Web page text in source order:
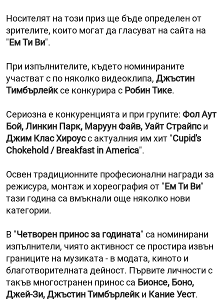
Носителят на този приз ще бъде определен от
зрителите, които могат да гласуват на сайта на
"Ем Ти Ви".
При изпълнителите, където номинираните
участват с по няколко видеоклипа, Джъстин
Тимбърлейксе конкурира с Робин Тике.
Сериозна е конкуренцията и при групите: Фол Аут
Бой, Линкин Парк, Маруун Файв, Уайт Страйпси
Джим Клас Хироусс актуалния им хит "Cupid's
Chokehold / Breakfast in America".
Освен традиционните професионални награди за
режисура, монтаж и хореография от "Ем Ти Ви"
тази година са вмъкнали още няколко нови
категории.
В "Четворен принос за годината" са номинирани
изпълнители, чиято активност се простира извън
границите на музиката - в модата, киното и
благотворителната дейност. Първите личности с
такъв многостранен принос са Бионсе, Боно,
Джей-Зи, Джъстин Тимбърлейк и Кание Уест.